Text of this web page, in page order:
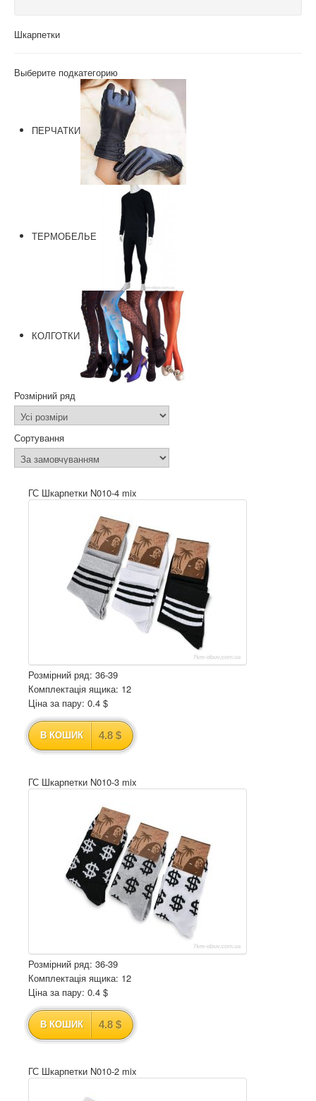
Шкарпетки
Выберите подкатегорию
ПЕРЧАТКИ
ТЕРМОБЕЛЬЕ
КОЛГОТКИ
Розмірний ряд
Сортування
ГС Шкарпетки N010-4 mix
Розмірний ряд: 36-39
Комплектація ящика: 12
Ціна за пару: 0.4 $
В КОШИК 4.8 $
ГС Шкарпетки N010-3 mix
Розмірний ряд: 36-39
Комплектація ящика: 12
Ціна за пару: 0.4 $
В КОШИК 4.8 $
ГС Шкарпетки N010-2 mix